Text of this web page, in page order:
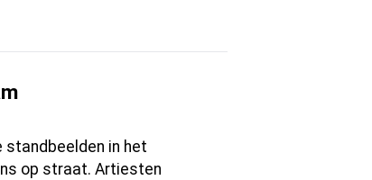
standbeelden in het
op straat. Artiesten